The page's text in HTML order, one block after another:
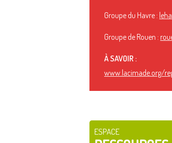
Groupe du Havre :
Groupe de Rouen :
À SAVOIR :
www.lacimade.org/
ESPACE